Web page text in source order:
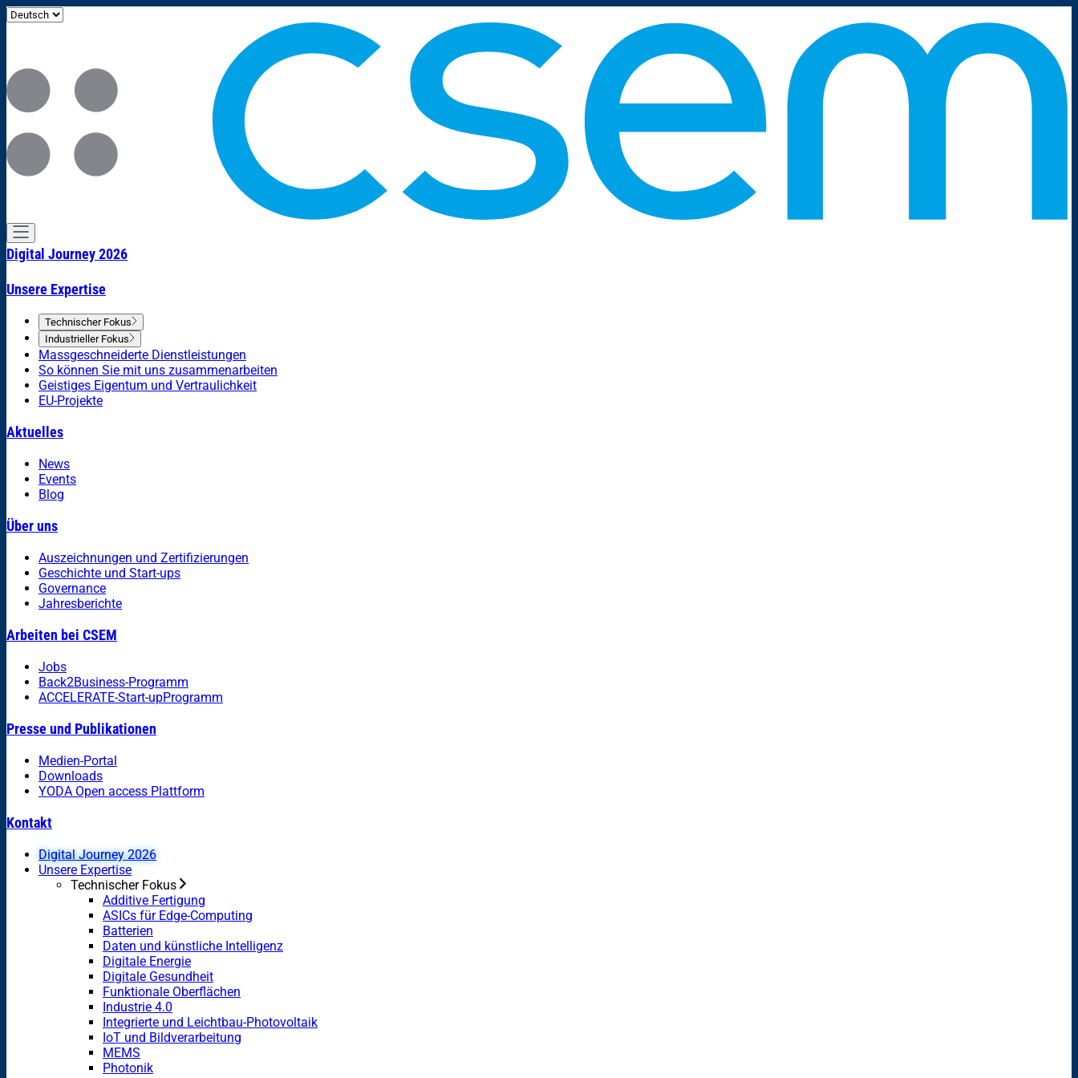
Digital Journey 2026
Unsere Expertise
Technischer Fokus
Industrieller Fokus
Massgeschneiderte Dienstleistungen
So können Sie mit uns zusammenarbeiten
Geistiges Eigentum und Vertraulichkeit
EU-Projekte
Aktuelles
News
Events
Blog
Über uns
Auszeichnungen und Zertifizierungen
Geschichte und Start-ups
Governance
Jahresberichte
Arbeiten bei CSEM
Jobs
Back2Business-Programm
ACCELERATE-Start-upProgramm
Presse und Publikationen
Medien-Portal
Downloads
YODA Open access Plattform
Kontakt
Digital Journey 2026
Unsere Expertise
Technischer Fokus
Additive Fertigung
ASICs für Edge-Computing
Batterien
Daten und künstliche Intelligenz
Digitale Energie
Digitale Gesundheit
Funktionale Oberflächen
Industrie 4.0
Integrierte und Leichtbau-Photovoltaik
IoT und Bildverarbeitung
MEMS
Photonik